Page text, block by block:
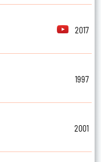
2017
1997
2001